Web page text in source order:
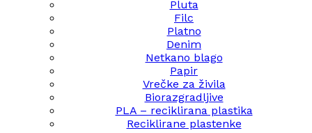
Pluta
Filc
Platno
Denim
Netkano blago
Papir
Vrečke za živila
Biorazgradljive
PLA – reciklirana plastika
Reciklirane plastenke